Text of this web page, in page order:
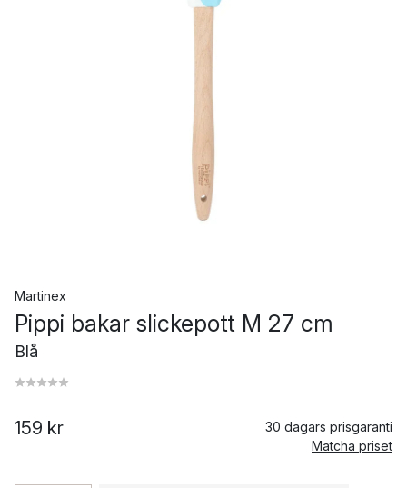
Martinex
Pippi bakar slickepott M 27 cm
Blå
159 kr
30 dagars prisgaranti
Matcha priset